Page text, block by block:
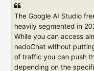
The Google AI Studio
heavily segmented in
While you can access
nedoChat without
of traffic you can push
depending on the